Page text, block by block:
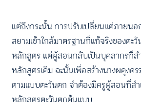
แต่ถึงกระนั้น การปรับเปลี่ยนแต่ภายน
สยามเข้าใกล้มาตรฐานที่แท้จริงของตะ
หลักสูตร แต่ผู้สอนกลับเป็นบุคลากรที่ส
หลักสูตรเดิม ฉะนั้นเพื่อสร้างนางผดุงค
ตามแบบตะวันตก จำต้องมีครูผู้สอนที่ส